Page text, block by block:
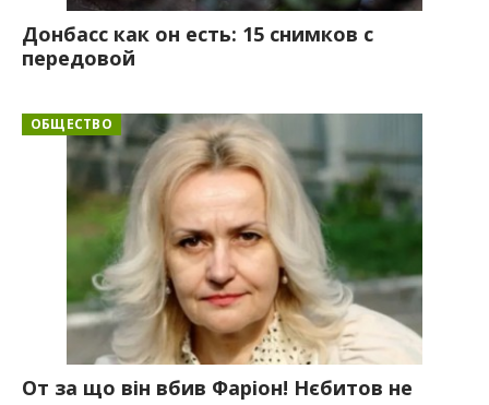
Донбасс как он есть: 15 снимков с
передовой
ОБЩЕСТВО
От за що він вбив Фаріон! Нєбитов не